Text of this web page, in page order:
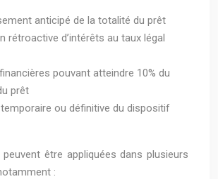
anticipé de la totalité du prêt
rétroactive d’intérêts au taux légal
pouvant atteindre 10% du
prêt
ou définitive du dispositif
être appliquées dans plusieurs
: